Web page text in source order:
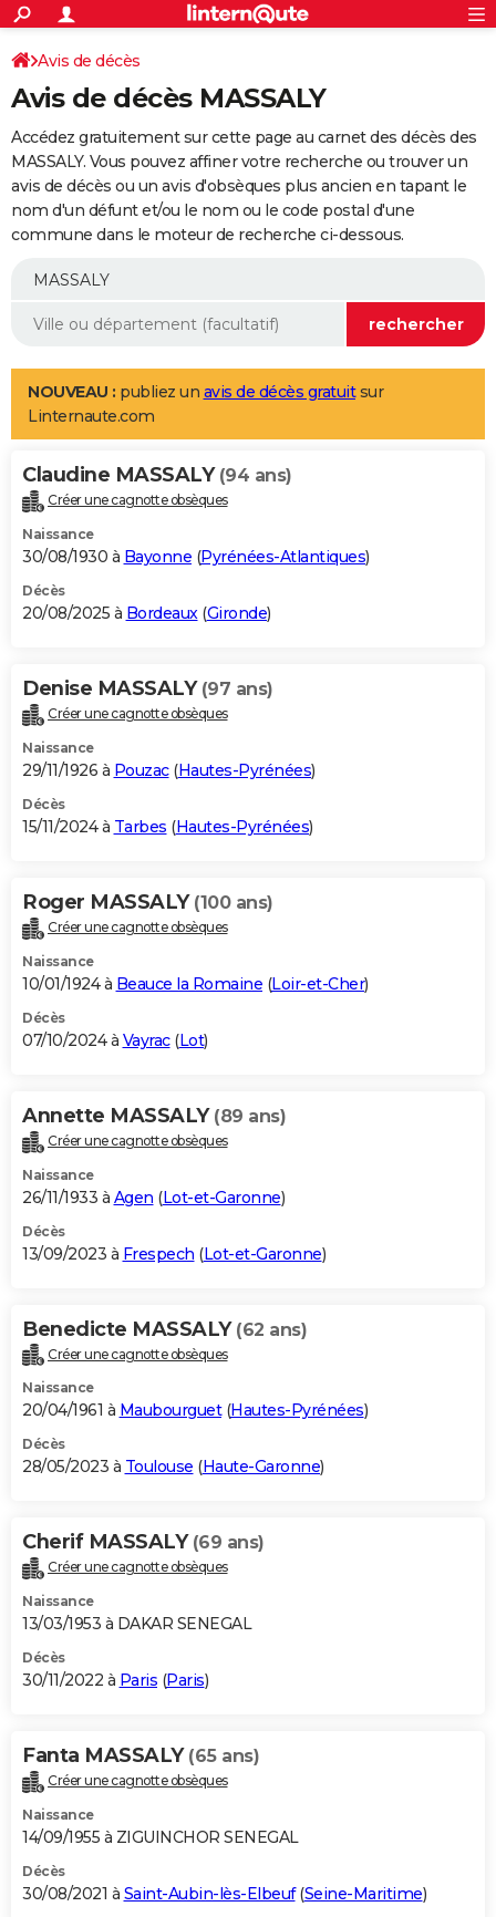
ACTUALITÉS
Politique
Société
Faits Divers
Education
Monde
Villes
+
SPORT
Coupe du monde 2026
Football
Tennis
Cyclisme
Rugby
Forum
Programme TV
TNT
Streaming
Cinéma
Sorties cinéma
Musique
+
FINANCE
Retraite
Epargne
Immobilier
Risques naturels par ville
Banque
Assurance
AUTO
Essais
Réserver un essai
Citadines
Berlines
SUV
Forum auto
+
Mobiles
Meilleur smartphone
Internet
Ordinateurs
Jeux vidéo
Guide high-tech
Aménagement intérieur
LIFESTYLE
Art de vivre
Bien-être
Loisirs
Mode
Modes de vie
Alimentation
Guide de la santé
Maladies
Médicaments
Sommeil
VOYAGE
Destinations
City break
Voyage nature
Voyage de noces
Forum
Climat
+PHOTO
GUIDES D'ACHAT
BONS PLANS
Carte de Noël
Carte Bonne année
Carte Saint-Valentin
Carte Pâques
Carte d'anniversaire
DICTIONNAIRE
Dictionnaire
Biographies
Citations
Expressions
Proverbes
PROGRAMME TV
S'inscrire
Se connecter
Lycées
Collèges
Primaires
Universités
Entreprises
Service militaire
Avis de recherche
AVIS DE DÉCÈS
Bricolage
Lifestyle
Culture
Sport
Auto
Television
Voyage
Cinema
Avis de décès
Avis de décès MASSALY
Accédez gratuitement sur cette page au carnet des décès des
MASSALY. Vous pouvez affiner votre recherche ou trouver un
avis de décès ou un avis d'obsèques plus ancien en tapant le
nom d'un défunt et/ou le nom ou le code postal d'une
commune dans le moteur de recherche ci-dessous.
NOUVEAU : publiez un avis de décès gratuitsur
Linternaute.com
Claudine MASSALY (94 ans)
Créer une cagnotte obsèques
Naissance
30/08/1930 à Bayonne (Pyrénées-Atlantiques)
Décès
20/08/2025 à Bordeaux(Gironde)
Denise MASSALY (97 ans)
Créer une cagnotte obsèques
Naissance
29/11/1926 à Pouzac(Hautes-Pyrénées)
Décès
15/11/2024 à Tarbes (Hautes-Pyrénées)
Roger MASSALY (100 ans)
Créer une cagnotte obsèques
Naissance
10/01/1924 à Beauce la Romaine (Loir-et-Cher)
Décès
07/10/2024 à Vayrac(Lot)
Annette MASSALY (89 ans)
Créer une cagnotte obsèques
Naissance
26/11/1933 à Agen (Lot-et-Garonne)
Décès
13/09/2023 à Frespech (Lot-et-Garonne)
Benedicte MASSALY (62 ans)
Créer une cagnotte obsèques
Naissance
20/04/1961 à Maubourguet(Hautes-Pyrénées)
Décès
28/05/2023 à Toulouse (Haute-Garonne)
Cherif MASSALY (69 ans)
Créer une cagnotte obsèques
Naissance
13/03/1953 à DAKAR SENEGAL
Décès
30/11/2022 à Paris (Paris)
Fanta MASSALY (65 ans)
Créer une cagnotte obsèques
Naissance
14/09/1955 à ZIGUINCHOR SENEGAL
Décès
30/08/2021 à Saint-Aubin-lès-Elbeuf(Seine-Maritime)